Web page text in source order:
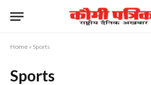
Home » Sports
Sports